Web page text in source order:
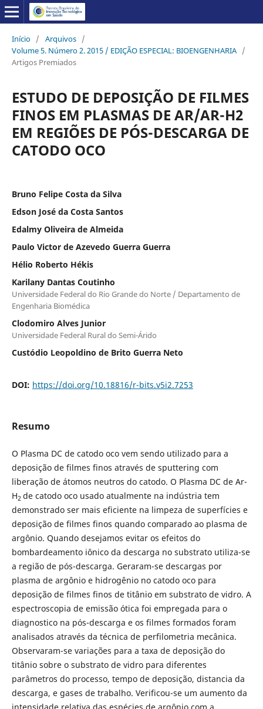
Início / Arquivos /
Volume 5. Número 2. 2015 / EDIÇÃO ESPECIAL: BIOENGENHARIA /
Artigos Premiados
ESTUDO DE DEPOSIÇÃO DE FILMES
FINOS EM PLASMAS DE AR/AR-H2
EM REGIÕES DE PÓS-DESCARGA DE
CATODO OCO
Bruno Felipe Costa da Silva
Edson José da Costa Santos
Edalmy Oliveira de Almeida
Paulo Victor de Azevedo Guerra Guerra
Hélio Roberto Hékis
Karilany Dantas Coutinho
Universidade Federal do Rio Grande do Norte / Departamento de
Engenharia Biomédica
Clodomiro Alves Junior
Universidade Federal Rural do Semi-Árido
Custódio Leopoldino de Brito Guerra Neto
DOI: https://doi.org/10.18816/r-bits.v5i2.7253
Resumo
O Plasma DC de catodo oco vem sendo utilizado para a
deposição de filmes finos através de sputtering com
liberação de átomos neutros do catodo. O Plasma DC de Ar-
H2 de catodo oco usado atualmente na indústria tem
demonstrado ser mais eficiente na limpeza de superfícies e
deposição de filmes finos quando comparado ao plasma de
argônio. Quando desejamos evitar os efeitos do
bombardeamento iônico da descarga no substrato utiliza-se
a região de pós-descarga. Geraram-se descargas por
plasma de argônio e hidrogênio no catodo oco para
deposição de filmes finos de titânio em substrato de vidro. A
espectroscopia de emissão ótica foi empregada para o
diagnostico na pós-descarga e os filmes formados foram
analisados através da técnica de perfilometria mecânica.
Observaram-se variações para a taxa de deposição do
titânio sobre o substrato de vidro para diferentes
parâmetros do processo, tempo de deposição, distancia da
descarga, e gases de trabalho. Verificou-se um aumento da